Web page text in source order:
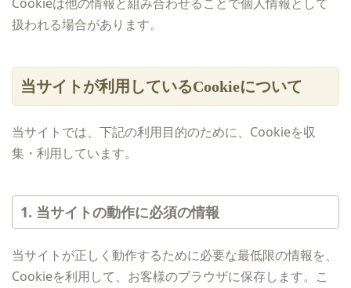
扱われる場合があります。
当サイトが利用しているCookieについて
当サイトでは、下記の利用目的のために、Cookieを収
集・利用しています。
1. 当サイトの動作に必須の情報
当サイトが正しく動作するために必要な最低限の情報を、
Cookieを利用して、お客様のブラウザに保存します。こ